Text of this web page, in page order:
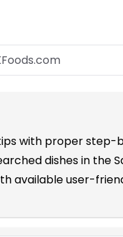
with proper
dishes in the
available user-